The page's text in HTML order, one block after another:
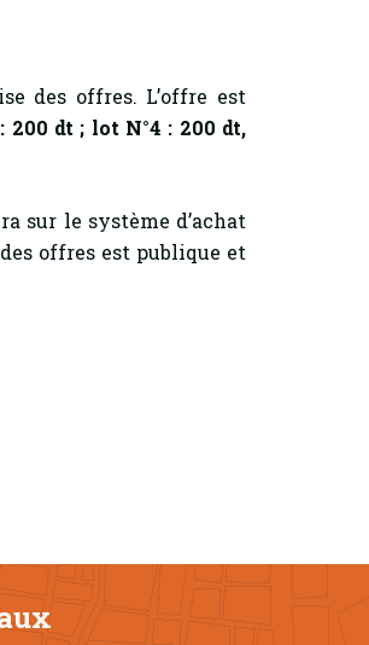
des offres. L’offre est
200 dt ; lot N°4 : 200 dt,
sur le système d’achat
offres est publique et